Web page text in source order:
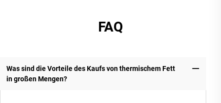
FAQ
Was sind die Vorteile des Kaufs von thermischem Fett
in großen Mengen?